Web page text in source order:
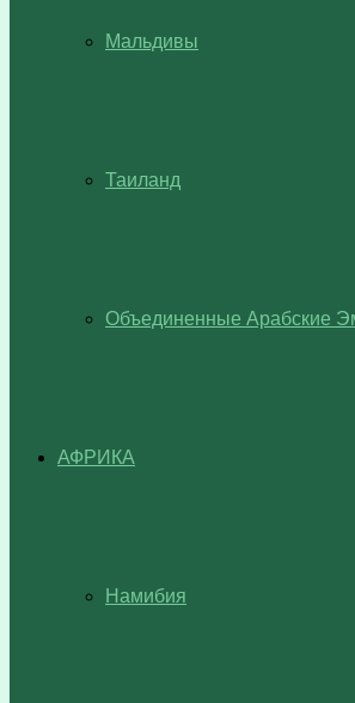
Мальдивы
Таиланд
Объединенные Арабские
АФРИКА
Намибия